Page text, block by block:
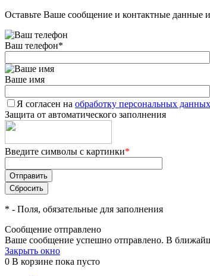
Оставьте Ваше сообщение и контактные данные
Ваш телефон*
Ваше имя
Я согласен на обработку персональных
Защита от автоматического заполнения
Введите символы с картинки*
* - Поля, обязательные для заполнения
Сообщение отправлено
Ваше сообщение успешно отправлено. В
Закрыть окно
0 В корзине пока пусто